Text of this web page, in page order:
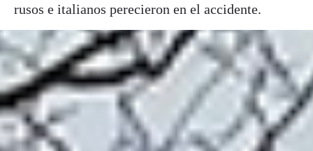
rusos e italianos perecieron en el accidente.